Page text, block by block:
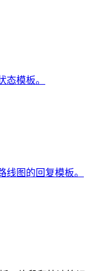
模板。
图的回复模板。